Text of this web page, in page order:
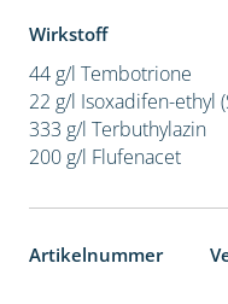
Wirkstoff
44 g/l Tembotrione
22 g/l Isoxadifen-ethyl
333 g/l Terbuthylazin
200 g/l Flufenacet
Artikelnummer